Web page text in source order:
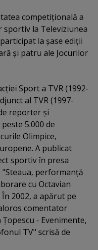
competiţională a
sportiv la Televiziunea
la şase ediţii
şi patru ale Jocurilor
Sport a TVR (1992-
al TVR (1997-
reporter şi
5.000 de
Olimpice,
A publicat
sportiv în presa
"Steaua, performanţă
cu Octavian
2002, a apărut pe
comentator
- Evenimente,
TV" scrisă de